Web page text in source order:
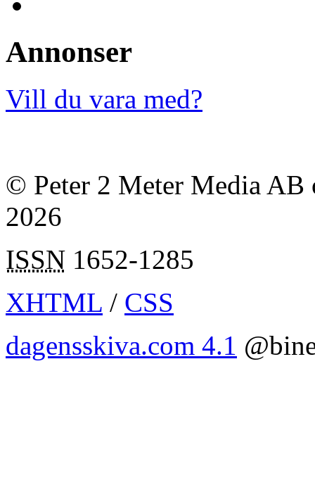
Annonser
Vill du vara med?
© Peter 2 Meter Media AB
2026
ISSN 1652-1285
XHTML / CSS
dagensskiva.com 4.1